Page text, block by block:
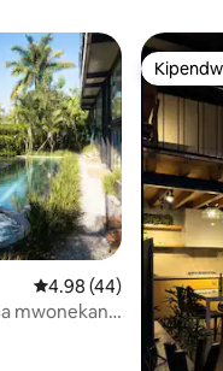
Ukadiriaji wa wastani
4.98 (44)
mwonekano